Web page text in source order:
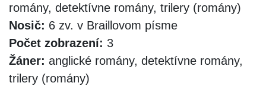
romány, detektívne romány, trilery (romány)
Nosič: 6 zv. v Braillovom písme
Počet zobrazení: 3
Žáner: anglické romány, detektívne romány,
trilery (romány)